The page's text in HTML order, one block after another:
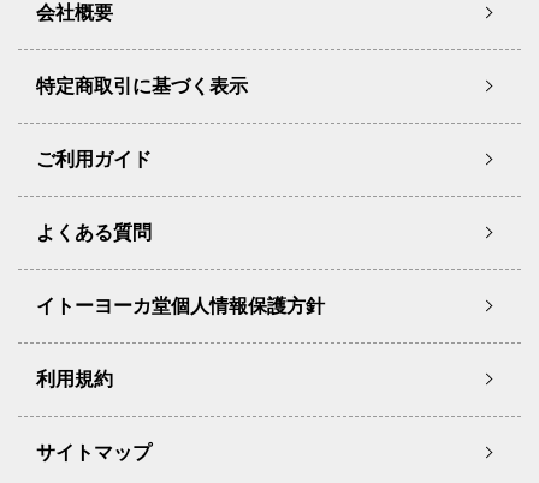
会社概要
特定商取引に基づく表示
ご利用ガイド
よくある質問
イトーヨーカ堂個人情報保護方針
利用規約
サイトマップ